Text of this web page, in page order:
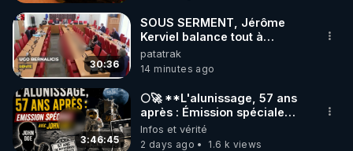
30:36
SOUS SERMENT, Jérôme
Kerviel balance tout à
l'Assemblée !.0.00-
patatrak
14 minutes ago
3:46:45
🌕🚀 **L'alunissage, 57 ans
après : Émission spéciale
avec John Doe !** 👨 🚀✨
Infos et vérité
2 days ago
1.6 k views